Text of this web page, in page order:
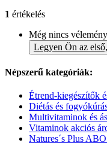
1 értékelés
Még nincs
Legyen Ön az
Népszerű kategóriák:
Étrend-kiegészítők
Diétás és
Multivitaminok és
Vitaminok akciós
Natures´s Plus